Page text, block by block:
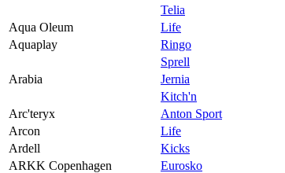
Telia
Aqua Oleum
Life
Aquaplay
Ringo
Sprell
Arabia
Jernia
Kitch'n
Arc'teryx
Anton Sport
Arcon
Life
Ardell
Kicks
ARKK Copenhagen
Eurosko